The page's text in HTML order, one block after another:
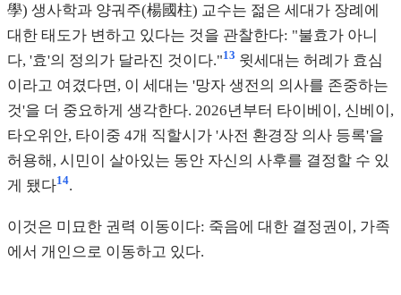
學) 생사학과 양궈주(楊國柱) 교수는 젊은 세대가 장례에
대한 태도가 변하고 있다는 것을 관찰한다: "불효가 아니
다, '효'의 정의가 달라진 것이다."13 윗세대는 허례가 효심
이라고 여겼다면, 이 세대는 '망자 생전의 의사를 존중하는
것'을 더 중요하게 생각한다. 2026년부터 타이베이, 신베이,
타오위안, 타이중 4개 직할시가 '사전 환경장 의사 등록'을
허용해, 시민이 살아있는 동안 자신의 사후를 결정할 수 있
게 됐다14.
이것은 미묘한 권력 이동이다: 죽음에 대한 결정권이, 가족
에서 개인으로 이동하고 있다.